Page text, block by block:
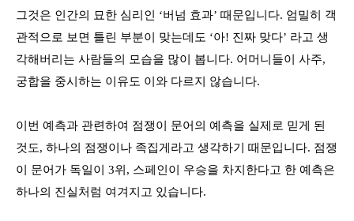
그것은 인간의 묘한 심리인 ‘버넘 효과’ 때문입니다. 엄밀히 객
관적으로 보면 틀린 부분이 맞는데도 ‘아! 진짜 맞다’ 라고 생
각해버리는 사람들의 모습을 많이 봅니다. 어머니들이 사주,
궁합을 중시하는 이유도 이와 다르지 않습니다.
이번 예측과 관련하여 점쟁이 문어의 예측을 실제로 믿게 된
것도, 하나의 점쟁이나 족집게라고 생각하기 때문입니다. 점쟁
이 문어가 독일이
3위 , 스페인이 우승을 차지한다고 한 예측은
하나의 진실처럼 여겨지고 있습니다.